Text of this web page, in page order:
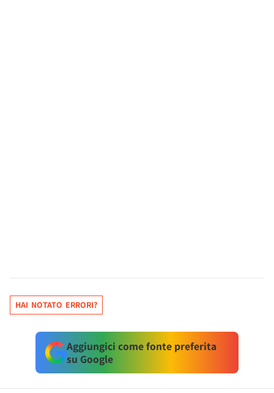
HAI NOTATO ERRORI?
Aggiungici come fonte preferita
su Google